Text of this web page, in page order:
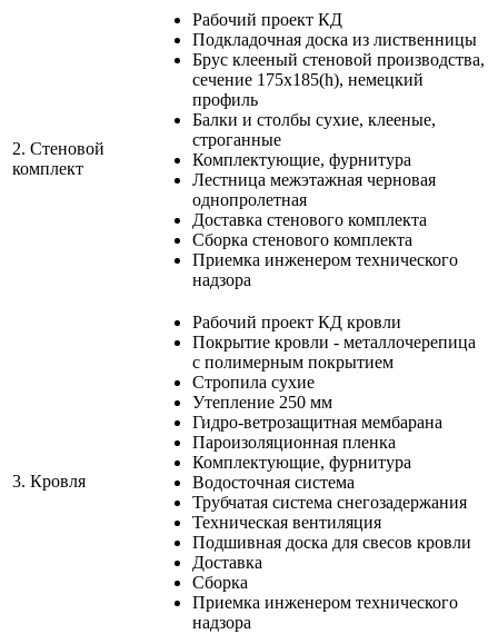
2. Стеновой
комплект
Рабочий проект КД
Подкладочная доска из лиственницы
Брус клееный стеновой производства,
сечение 175х185(h), немецкий
профиль
Балки и столбы сухие, клееные,
строганные
Комплектующие, фурнитура
Лестница межэтажная черновая
однопролетная
Доставка стенового комплекта
Сборка стенового комплекта
Приемка инженером технического
надзора
3. Кровля
Рабочий проект КД кровли
Покрытие кровли - металлочерепица
с полимерным покрытием
Стропила сухие
Утепление 250 мм
Гидро-ветрозащитная мембарана
Пароизоляционная пленка
Комплектующие, фурнитура
Водосточная система
Трубчатая система снегозадержания
Техническая вентиляция
Подшивная доска для свесов кровли
Доставка
Сборка
Приемка инженером технического
надзора